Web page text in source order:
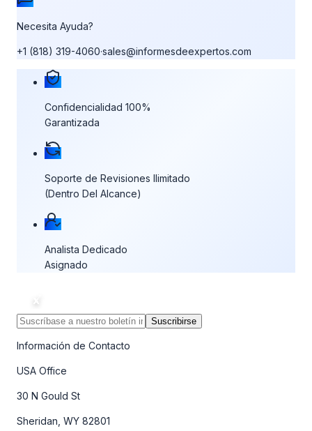
Necesita Ayuda?
+1 (818) 319-4060·sales@informesdeexpertos.com
Nuestras garantías de compra
Confidencialidad 100%
Garantizada
Soporte de Revisiones Ilimitado
(Dentro Del Alcance)
Analista Dedicado
Asignado
Suscribirse
Información de Contacto
USA Office
30 N Gould St
Sheridan, WY 82801